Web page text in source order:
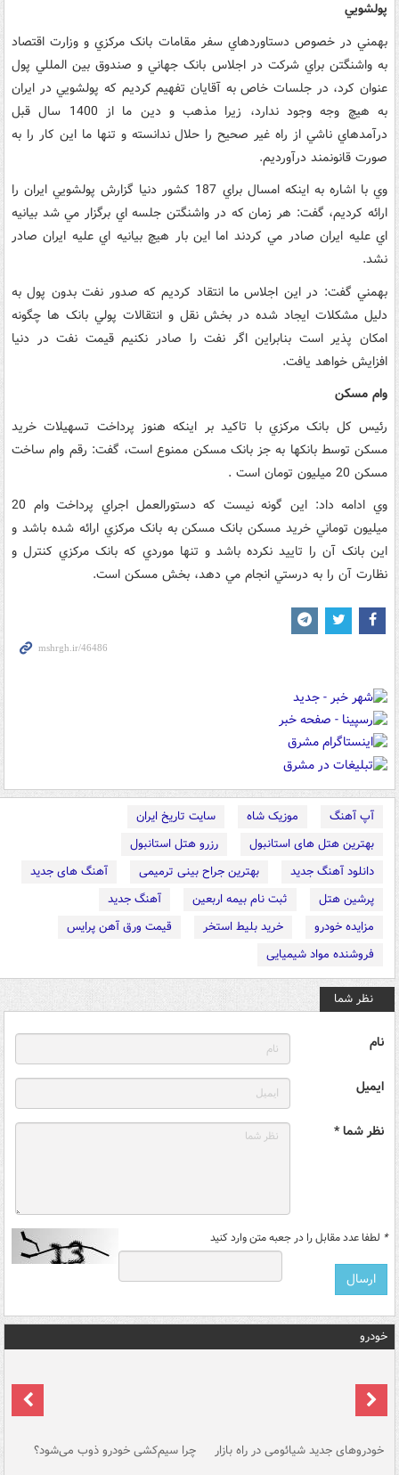
پولشويي
بهمني در خصوص دستاوردهاي سفر مقامات بانک مرکزي و وزارت اقتصاد
به واشنگتن براي شرکت در اجلاس بانک جهاني و صندوق بين المللي پول
عنوان کرد، در جلسات خاص به آقايان تفهيم کرديم که پولشويي در ايران
به هيچ وجه وجود ندارد، زيرا مذهب و دين ما از 1400 سال قبل
درآمدهاي ناشي از راه غير صحيح را حلال ندانسته و تنها ما اين کار را به
صورت قانونمند درآورديم.
وي با اشاره به اينکه امسال براي 187 کشور دنيا گزارش پولشويي ايران را
ارائه کرديم، گفت: هر زمان که در واشنگتن جلسه اي برگزار مي شد بيانيه
اي عليه ايران صادر مي کردند اما اين بار هيچ بيانيه اي عليه ايران صادر
نشد.
بهمني گفت: در اين اجلاس ما انتقاد کرديم که صدور نفت بدون پول به
دليل مشکلات ايجاد شده در بخش نقل و انتقالات پولي بانک ها چگونه
امکان پذير است بنابراين اگر نفت را صادر نکنيم قيمت نفت در دنيا
افزايش خواهد يافت.
وام مسکن
رئيس کل بانک مرکزي با تاکيد بر اينکه هنوز پرداخت تسهيلات خريد
مسکن توسط بانکها به جز بانک مسکن ممنوع است، گفت: رقم وام ساخت
مسکن 20 ميليون تومان است .
وي ادامه داد: اين گونه نيست که دستورالعمل اجراي پرداخت وام 20
ميليون توماني خريد مسکن بانک مسکن به بانک مرکزي ارائه شده باشد و
اين بانک آن را تاييد نکرده باشد و تنها موردي که بانک مرکزي کنترل و
نظارت آن را به درستي انجام مي دهد، بخش مسکن است.
آپ آهنگ موزیک شاه
سایت تاریخ ایران
بهترین هتل های استانبول
رزرو هتل استانبول
دانلود آهنگ جدید
بهترین جراح بینی ترمیمی
آهنگ های جدید
پرشین هتل
ثبت نام بیمه اربعین
آهنگ جدید
مزایده خودرو
خرید بلیط استخر
قیمت ورق آهن پرایس
فروشنده مواد شیمیایی
نظر شما
نام
ایمیل
نظر شما *
* لطفا عدد مقابل را در جعبه متن وارد کنید
خودرو
خودروهای جدید شیائومی در راه بازار چرا سیم‌کشی خودرو ذوب می‌شود؟